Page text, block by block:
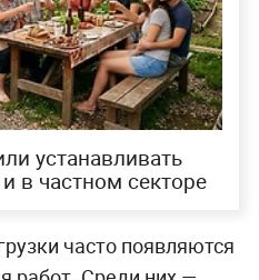
устанавливать
в частном секторе
часто появляются